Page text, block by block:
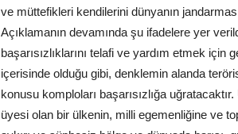
ve müttefikleri kendilerini dünyanın
Açıklamanın devamında şu ifadelere yer
başarısızlıklarını telafi ve yardım etmek
içerisinde olduğu gibi, denklemin alanda
konusu komploları başarısızlığa
üyesi olan bir ülkenin, milli egemenliğine ve